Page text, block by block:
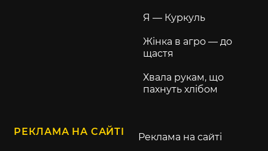
Я — Куркуль
Жінка в агро — до
щастя
Хвала рукам, що
пахнуть хлібом
РЕКЛАМА НА САЙТІ Реклама на сайті